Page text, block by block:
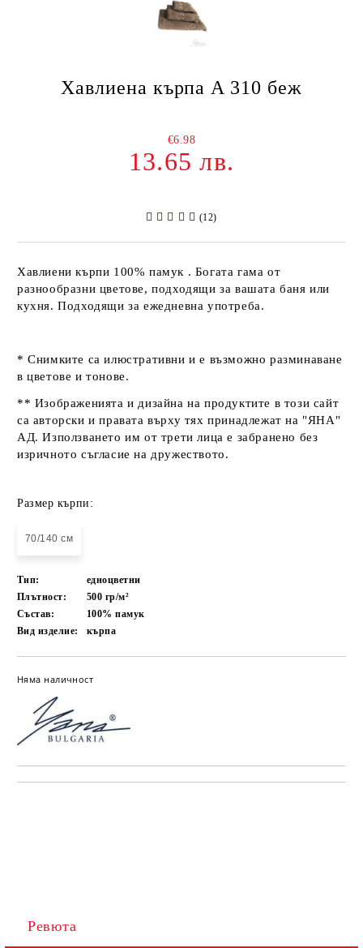
Хавлиена кърпа A 310 беж
€6.98
13.65 лв.
(12)
Хавлиени кърпи 100% памук . Богата гама от
разнообразни цветове, подходящи за вашата баня или
кухня. Подходящи за ежедневна употреба.
* Снимките са илюстративни и е възможно разминаване
в цветове и тонове.
** Изображенията и дизайна на продуктите в този сайт
са авторски и правата върху тях принадлежат на "ЯНА"
АД. Използването им от трети лица е забранено без
изричното съгласие на дружеството.
Размер кърпи:
70/140 см
Тип:
едноцветни
Плътност:
500 гр/м²
Състав:
100% памук
Вид изделие:
кърпа
Няма наличност
Ревюта